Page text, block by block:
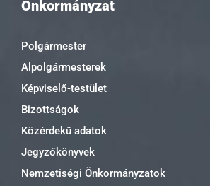
Önkormányzat
Polgármester
Alpolgármesterek
Képviselő-testület
Bizottságok
Közérdekű adatok
Jegyzőkönyvek
Nemzetiségi Önkormányzatok